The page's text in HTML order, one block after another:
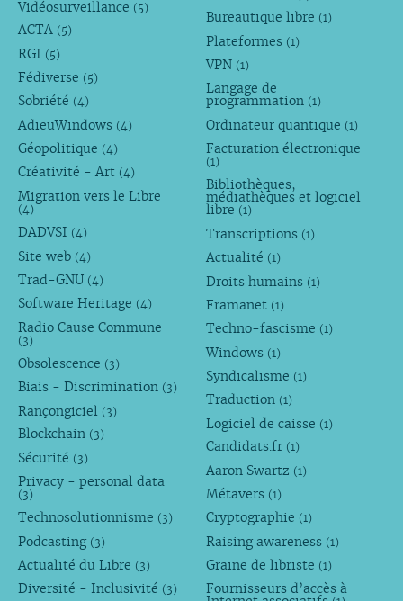
Vidéosurveillance (5)
ACTA (5)
RGI (5)
Fédiverse (5)
Sobriété (4)
AdieuWindows (4)
Géopolitique (4)
Créativité - Art (4)
Migration vers le Libre
(4)
DADVSI (4)
Site web (4)
Trad-GNU (4)
Software Heritage (4)
Radio Cause Commune
(3)
Obsolescence (3)
Biais - Discrimination (3)
Rançongiciel (3)
Blockchain (3)
Sécurité (3)
Privacy - personal data
(3)
Technosolutionnisme (3)
Podcasting (3)
Actualité du Libre (3)
Diversité - Inclusivité (3)
Bureautique libre (1)
Plateformes (1)
VPN (1)
Langage de
programmation (1)
Ordinateur quantique (1)
Facturation électronique
(1)
Bibliothèques,
médiathèques et logiciel
libre (1)
Transcriptions (1)
Actualité (1)
Droits humains (1)
Framanet (1)
Techno-fascisme (1)
Windows (1)
Syndicalisme (1)
Traduction (1)
Logiciel de caisse (1)
Candidats.fr (1)
Aaron Swartz (1)
Métavers (1)
Cryptographie (1)
Raising awareness (1)
Graine de libriste (1)
Fournisseurs d’accès à